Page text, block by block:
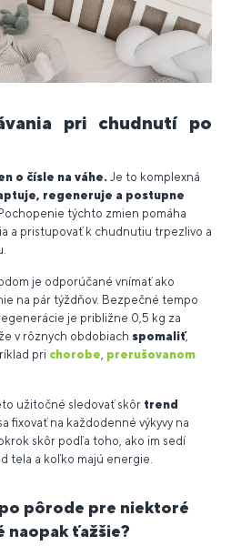
pri chudnutí po
o čísle na váhe. Je to komplexná
regeneruje a postupne
týchto zmien pomáha
a pristupovať k chudnutiu trpezlivo a
je odporúčané vnímať ako
na pár týždňov. Bezpečné tempo
je približne 0,5 kg za
v rôznych obdobiach spomaliť,
pri chorobe, prerušovanom
užitočné sledovať skôr trend
fixovať na každodenné výkyvy na
skôr podľa toho, ako im sedí
tela a koľko majú energie.
pôrode pre niektoré
naopak ťažšie?